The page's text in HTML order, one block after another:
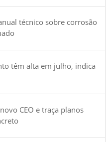
técnico sobre corrosão
têm alta em julho, indica
CEO e traça planos